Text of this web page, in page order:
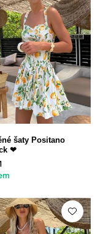
šaty Positano
❤